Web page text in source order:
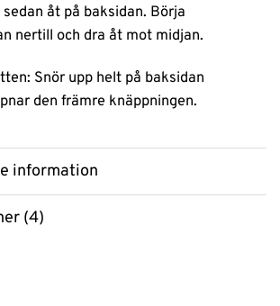
åt på baksidan. Börja
nertill och dra åt mot midjan.
Snör upp helt på baksidan
den främre knäppningen.
information
(4)